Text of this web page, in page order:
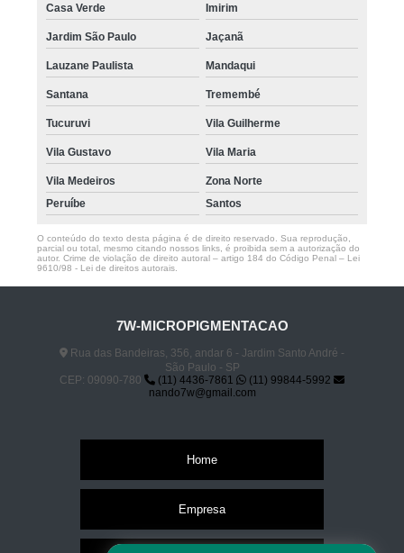
Casa Verde Imirim
Jardim São Paulo Jaçanã
Lauzane Paulista Mandaqui
Santana Tremembé
Tucuruvi Vila Guilherme
Vila Gustavo Vila Maria
Vila Medeiros
Zona Norte
Peruíbe
Santos
O conteúdo do texto desta página é de direito reservado. Sua reprodução,
parcial ou total, mesmo citando nossos links, é proibida sem a autorização do
autor. Crime de violação de direito autoral – artigo 184 do Código Penal – Lei
9610/98 - Lei de direitos autorais
7W-MICROPIGMENTACAO
Rua das Bandeiras, 356, andar 6 - Jardim Santo André -
São Paulo - SP
CEP: 09090-780
(11) 4436-7861
(11) 99844-5992
nando7w@gmail.com
Home
Empresa